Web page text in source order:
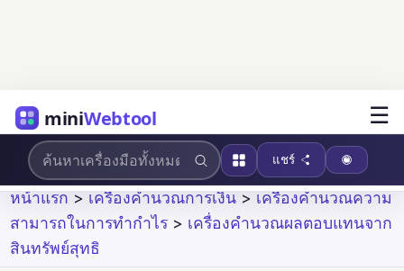
miniWebtool ☰
แชร์
หน้าแรก > เครื่องคำนวณการเงิน > เครื่องคำนวณความ
สามารถในการทำกำไร > เครื่องคำนวณผลตอบแทนจาก
สินทรัพย์สุทธิ